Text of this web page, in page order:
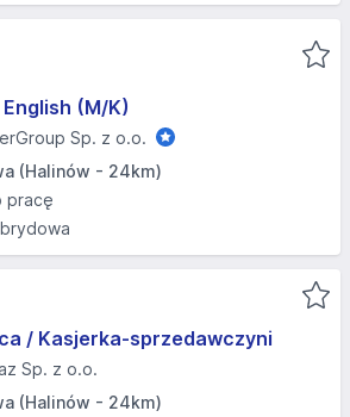
(M/K)
Sp. z o.o.
(Halinów - 24km)
pracę
/ Kasjerka-sprzedawczyni
Sp. z o.o.
(Halinów - 24km)